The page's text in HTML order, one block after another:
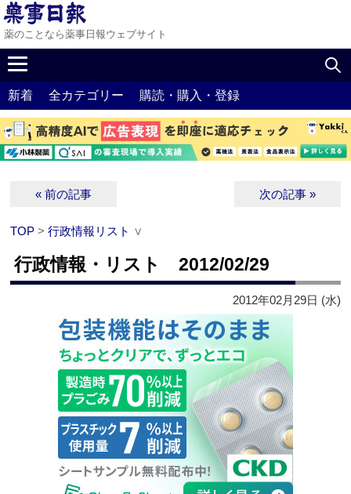
薬のことなら薬事日報ウェブサイト
新着 全カテゴリー 購読・購入・登録
« 前の記事 次の記事 »
TOP >行政情報リスト ∨
行政情報・リスト 2012/02/29
2012年02月29日 (水)